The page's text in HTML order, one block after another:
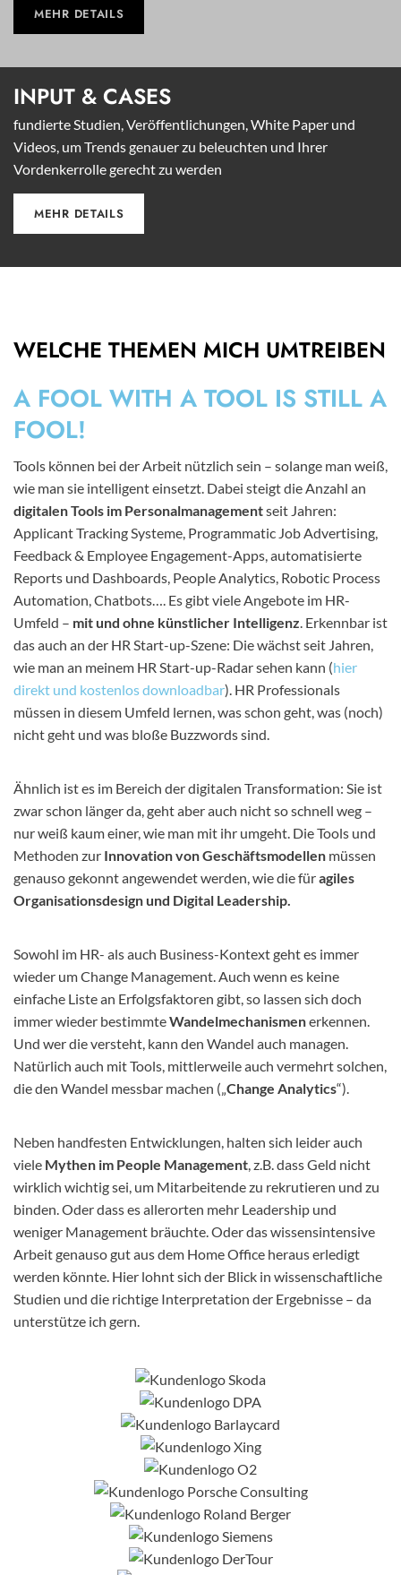
MEHR DETAILS
INPUT & CASES
fundierte Studien, Veröffentlichungen, White Paper und
Videos, um Trends genauer zu beleuchten und Ihrer
Vordenkerrolle gerecht zu werden
MEHR DETAILS
WELCHE THEMEN MICH UMTREIBEN
A FOOL WITH A TOOL IS STILL A
FOOL!
Tools können bei der Arbeit nützlich sein – solange man weiß,
wie man sie intelligent einsetzt. Dabei steigt die Anzahl an
digitalen Tools im Personalmanagementseit Jahren:
Applicant Tracking Systeme, Programmatic Job Advertising,
Feedback & Employee Engagement-Apps, automatisierte
Reports und Dashboards, People Analytics, Robotic Process
Automation, Chatbots…. Es gibt viele Angebote im HR-
Umfeld – mit und ohne künstlicher Intelligenz. Erkennbar ist
das auch an der HR Start-up-Szene: Die wächst seit Jahren,
wie man an meinem HR Start-up-Radar sehen kann (hier
direkt und kostenlos downloadbar). HR Professionals
müssen in diesem Umfeld lernen, was schon geht, was (noch)
nicht geht und was bloße Buzzwords sind.
Ähnlich ist es im Bereich der digitalen Transformation: Sie ist
zwar schon länger da, geht aber auch nicht so schnell weg –
nur weiß kaum einer, wie man mit ihr umgeht. Die Tools und
Methoden zur Innovation von Geschäftsmodellen müssen
genauso gekonnt angewendet werden, wie die füragiles
Organisationsdesign und Digital Leadership.
Sowohl im HR- als auch Business-Kontext geht es immer
wieder um Change Management. Auch wenn es keine
einfache Liste an Erfolgsfaktoren gibt, so lassen sich doch
immer wieder bestimmteWandelmechanismenerkennen.
Und wer die versteht, kann den Wandel auch managen.
Natürlich auch mit Tools, mittlerweile auch vermehrt solchen,
die den Wandel messbar machen („Change Analytics“).
Neben handfesten Entwicklungen, halten sich leider auch
viele Mythen im People Management, z.B. dass Geld nicht
wirklich wichtig sei, um Mitarbeitende zu rekrutieren und zu
binden. Oder dass es allerorten mehr Leadership und
weniger Management bräuchte. Oder das wissensintensive
Arbeit genauso gut aus dem Home Office heraus erledigt
werden könnte. Hier lohnt sich der Blick in wissenschaftliche
Studien und die richtige Interpretation der Ergebnisse – da
unterstütze ich gern.